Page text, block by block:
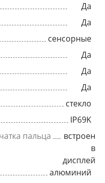
Да
Да
сенсорные
Да
Да
Да
стекло
IP69K
пальца
встроен
в
дисплей
алюминий